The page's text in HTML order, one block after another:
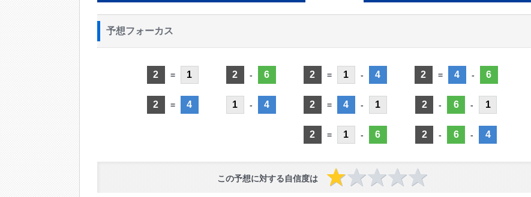
予想フォーカス
2 = 1
2 = 4
2 - 6
1 - 4
2 = 1 - 4
2 = 4 - 1
2 = 1 - 6
2 = 4 - 6
2 - 6 - 1
2 - 6 - 4
この予想に対する自信度は